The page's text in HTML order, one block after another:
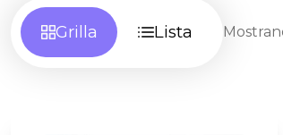
Grilla Lista